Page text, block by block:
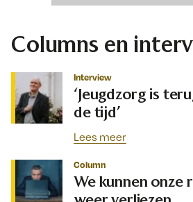
Columns en
Interview
‘Jeugdzorg is
de tijd’
Lees meer
Column
We kunnen onze